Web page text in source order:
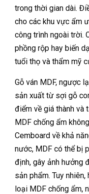
trong thời gian dài.
cho các khu vực ẩm
công trình ngoài trời.
phồng rộp hay biến
tuổi thọ và thẩm mỹ
Gỗ ván MDF, ngược
sản xuất từ sợi gỗ
điểm về giá thành và
MDF chống ẩm
Cemboard về khả
nước, MDF có thể bị
định, gây ảnh hưởng
sản phẩm. Tuy
loại MDF chống ẩm,